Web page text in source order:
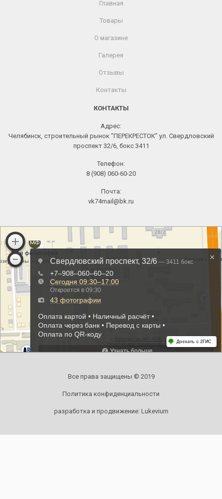
Главная
Товары
О магазине
Галерея
Отзывы
Контакты
КОНТАКТЫ
Адрес:
Челябинск, строительный рынок "ПЕРЕКРЕСТОК" ул. Свердловский
проспект 32/6, бокс 3411
Телефон:
8 (908) 060-60-20
Почта:
vk74mail@bk.ru
Все права защищены © 2019
Политика конфиденциальности
разработка и продвижение: Lukevium